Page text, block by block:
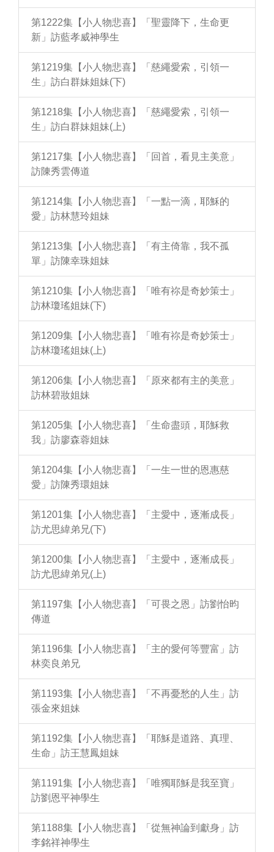
第1222集【小人物悲喜】「聖靈降下，生命更
新」訪藍孝威神學生
第1219集【小人物悲喜】「慈繩愛索，引領一
生」訪白群妹姐妹(下)
第1218集【小人物悲喜】「慈繩愛索，引領一
生」訪白群妹姐妹(上)
第1217集【小人物悲喜】「回首，看見主美意」
訪陳秀雲傳道
第1214集【小人物悲喜】「一點一滴，耶穌的
愛」訪林慧玲姐妹
第1213集【小人物悲喜】「有主倚靠，我不孤
單」訪陳幸珠姐妹
第1210集【小人物悲喜】「唯有祢是奇妙策士」
訪林瓊瑤姐妹(下)
第1209集【小人物悲喜】「唯有祢是奇妙策士」
訪林瓊瑤姐妹(上)
第1206集【小人物悲喜】「原來都有主的美意」
訪林碧妝姐妹
第1205集【小人物悲喜】「生命盡頭，耶穌救
我」訪廖森蓉姐妹
第1204集【小人物悲喜】「一生一世的恩惠慈
愛」訪陳秀環姐妹
第1201集【小人物悲喜】「主愛中，逐漸成長」
訪尤思緯弟兄(下)
第1200集【小人物悲喜】「主愛中，逐漸成長」
訪尤思緯弟兄(上)
第1197集【小人物悲喜】「可畏之恩」訪劉怡昀
傳道
第1196集【小人物悲喜】「主的愛何等豐富」訪
林奕良弟兄
第1193集【小人物悲喜】「不再憂愁的人生」訪
張金來姐妹
第1192集【小人物悲喜】「耶穌是道路、真理、
生命」訪王慧鳳姐妹
第1191集【小人物悲喜】「唯獨耶穌是我至寶」
訪劉恩平神學生
第1188集【小人物悲喜】「從無神論到獻身」訪
李銘祥神學生